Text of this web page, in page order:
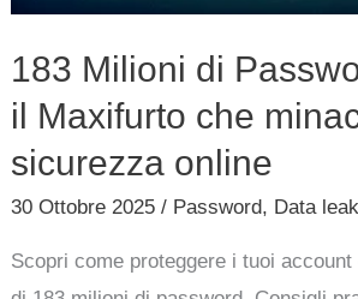
183 Milioni di
il Maxifurto che
sicurezza online
30 Ottobre 2025/ Password, Data leak
Scopri come proteggere i tuoi
la
tua
sicurezza